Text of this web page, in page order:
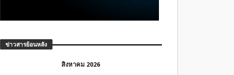
ข่าวสารย้อนหลัง
สิงหาคม 2026